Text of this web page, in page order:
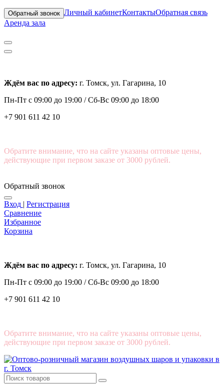
Обратный звонок Личный кабинетКонтактыОбратная связь
Аренда зала
Ждём вас по адресу: г. Томск, ул. Гагарина, 10
Пн-Пт с 09:00 до 19:00 /Сб-Вс 09:00 до 18:00
+7 901 611 42 10
Обратите внимание, что на сайте указаны оптовые цены,
действующие при первом заказе от 3000 рублей.
Обратный звонок
Вход | Регистрация
Сравнение
Избранное
Корзина
Ждём вас по адресу: г. Томск, ул. Гагарина, 10
Пн-Пт с 09:00 до 19:00 /Сб-Вс 09:00 до 18:00
+7 901 611 42 10
Обратите внимание, что на сайте указаны оптовые цены,
действующие при первом заказе от 3000 рублей.